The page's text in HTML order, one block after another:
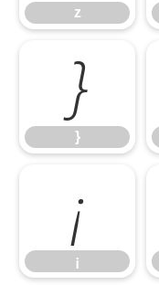
z
}
}
¡
¡